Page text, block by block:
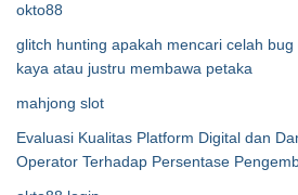
okto88
glitch hunting apakah mencari celah
kaya atau justru membawa petaka
mahjong slot
Evaluasi Kualitas Platform Digital dan
Operator Terhadap Persentase